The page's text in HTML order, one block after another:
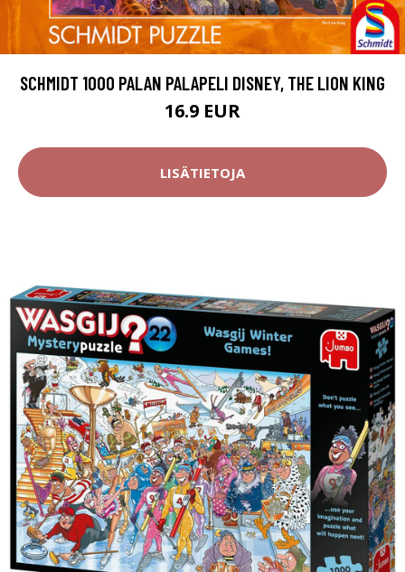
SCHMIDT 1000 PALAN PALAPELI DISNEY, THE LION KING
16.9 EUR
LISÄTIETOJA